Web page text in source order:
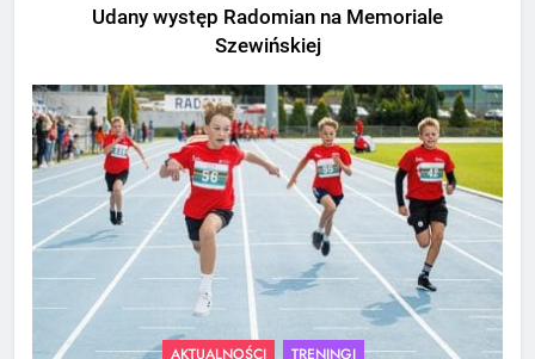
Udany występ Radomian na Memoriale
Szewińskiej
AKTUALNOŚCI TRENINGI